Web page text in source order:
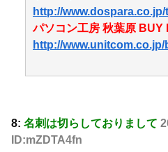
http://
パソコン工房 秋葉原 BUY
http://
8: 名刺は切らしておりまして
ID:mZDTA4fn